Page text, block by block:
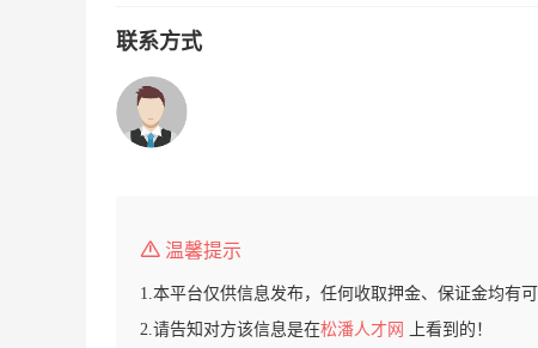
联系方式
温馨提示
1.本平台仅供信息发布，任何收取押金、保证金均有
2.请告知对方该信息是在松潘人才网
上看到的！